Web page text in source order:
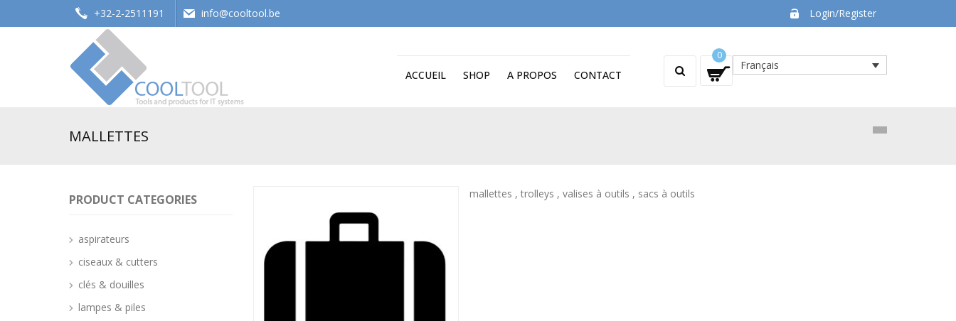
+32-2-2511191 info@cooltool.be Login/Register
Français
0
ACCUEIL SHOP A PROPOS CONTACT
MALLETTES
mallettes , trolleys , valises à outils , sacs à outils
PRODUCT CATEGORIES
aspirateurs
ciseaux & cutters
clés & douilles
lampes & piles